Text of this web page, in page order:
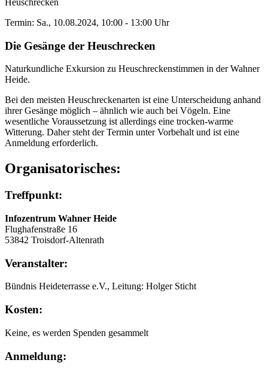
Heuschrecken
Termin: Sa., 10.08.2024, 10:00 - 13:00 Uhr
Die Gesänge der Heuschrecken
Naturkundliche Exkursion zu Heuschreckenstimmen in der Wahner
Heide.
Bei den meisten Heuschreckenarten ist eine Unterscheidung anhand
ihrer Gesänge möglich – ähnlich wie auch bei Vögeln. Eine
wesentliche Voraussetzung ist allerdings eine trocken-warme
Witterung. Daher steht der Termin unter Vorbehalt und ist eine
Anmeldung erforderlich.
Organisatorisches:
Treffpunkt:
Infozentrum Wahner Heide
Flughafenstraße 16
53842 Troisdorf-Altenrath
Veranstalter:
Bündnis Heideterrasse e.V., Leitung: Holger Sticht
Kosten:
Keine, es werden Spenden gesammelt
Anmeldung: